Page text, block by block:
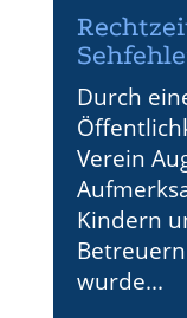
Durch
Verein
Kindern
wurde...